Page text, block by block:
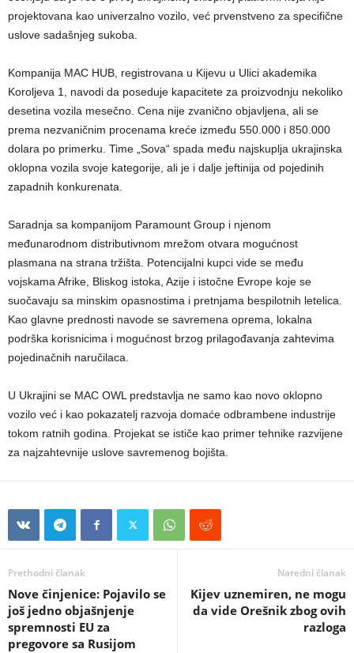
projektovana kao univerzalno vozilo, već prvenstveno za specifične
uslove sadašnjeg sukoba.
Kompanija MAC HUB, registrovana u Kijevu u Ulici akademika
Koroljeva 1, navodi da poseduje kapacitete za proizvodnju nekoliko
desetina vozila mesečno. Cena nije zvanično objavljena, ali se
prema nezvaničnim procenama kreće između 550.000 i 850.000
dolara po primerku. Time „Sova“ spada među najskuplja ukrajinska
oklopna vozila svoje kategorije, ali je i dalje jeftinija od pojedinih
zapadnih konkurenata.
Saradnja sa kompanijom Paramount Group i njenom
međunarodnom distributivnom mrežom otvara mogućnost
plasmana na strana tržišta. Potencijalni kupci vide se među
vojskama Afrike, Bliskog istoka, Azije i istočne Evrope koje se
suočavaju sa minskim opasnostima i pretnjama bespilotnih letelica.
Kao glavne prednosti navode se savremena oprema, lokalna
podrška korisnicima i mogućnost brzog prilagođavanja zahtevima
pojedinačnih naručilaca.
U Ukrajini se MAC OWL predstavlja ne samo kao novo oklopno
vozilo već i kao pokazatelj razvoja domaće odbrambene industrije
tokom ratnih godina. Projekat se ističe kao primer tehnike razvijene
za najzahtevnije uslove savremenog bojišta.
Prethodni članak
Nove činjenice: Pojavilo se
još jedno objašnjenje
spremnosti EU za
pregovore sa Rusijom
Naredni članak
Kijev uznemiren, ne mogu
da vide Orešnik zbog ovih
razloga